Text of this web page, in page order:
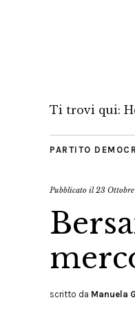
Ti trovi qui:
PARTITO
Pubblicato il23
scritto da Manuela